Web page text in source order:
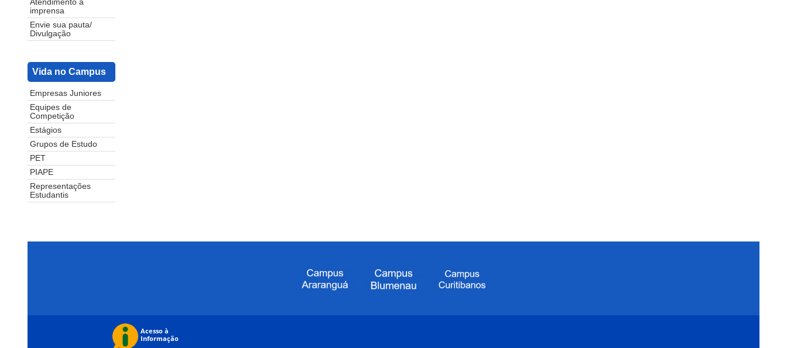
Atendimento à
imprensa
Envie sua pauta/
Divulgação
Vida no Campus
Empresas Juniores
Equipes de
Competição
Estágios
Grupos de Estudo
PET
PIAPE
Representações
Estudantis